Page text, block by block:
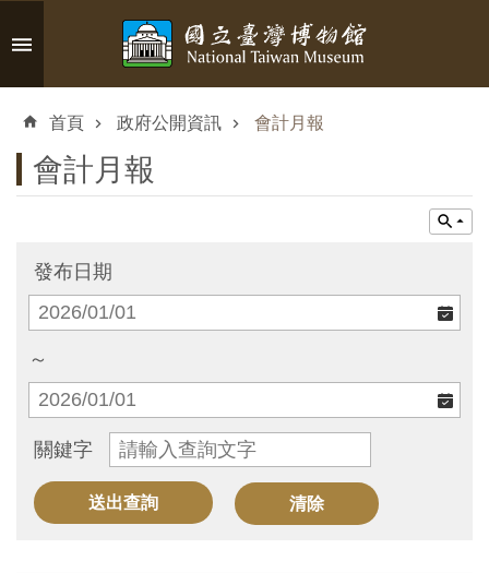
跳到主要內容區塊
搜
認
識
臺
博
參
觀
資
訊
首頁 政府公開資訊 會計月報
會計月報
發布日期
～
關鍵字